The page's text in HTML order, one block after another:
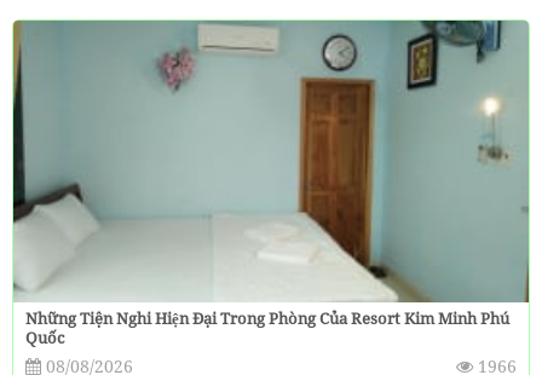
Những Tiện Nghi Hiện Đại Trong Phòng Của Resort Kim Minh Phú
Quốc
08/08/2026
1966